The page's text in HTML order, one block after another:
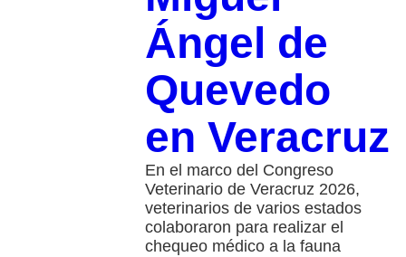
Ángel de
Quevedo
en Veracruz
En el marco del Congreso
Veterinario de Veracruz 2026,
veterinarios de varios estados
colaboraron para realizar el
chequeo médico a la fauna